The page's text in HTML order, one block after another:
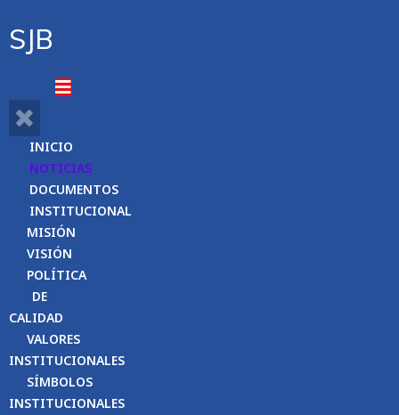
SJB
INICIO
NOTICIAS
DOCUMENTOS
INSTITUCIONAL
MISIÓN
VISIÓN
POLÍTICA
DE
CALIDAD
VALORES
INSTITUCIONALES
SÍMBOLOS
INSTITUCIONALES